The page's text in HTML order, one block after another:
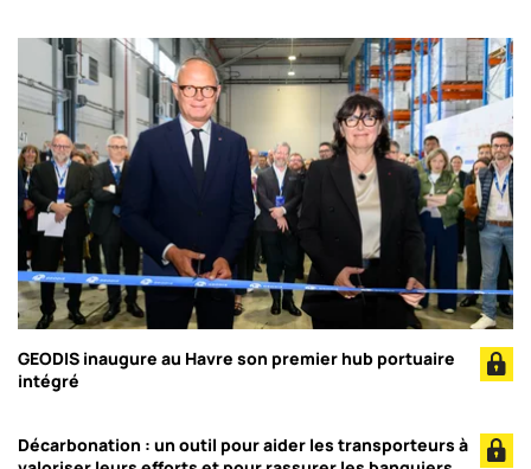
GEODIS inaugure au Havre son premier hub portuaire
intégré
Décarbonation : un outil pour aider les transporteurs à